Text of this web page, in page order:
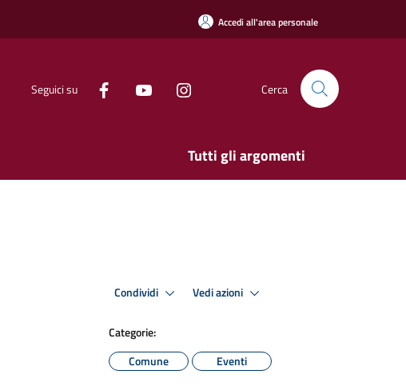
Accedi all'area personale
Seguici su Cerca
Tutti gli argomenti
Condividi Vedi azioni
Categorie:
Comune
Eventi